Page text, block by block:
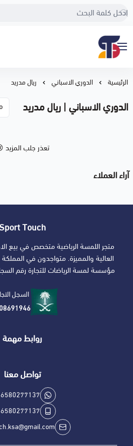
Sport Touch
الرئيسية الدوري الاسباني ريال مدريد
الدوري الاسباني | ريال مدريد
تعذر جلب المزيد
آراء العملاء
Sport Touch
متجر اللمسة الرياضية متخصص في بيع
العالية والمميزة. متواجدون في المملكة
مؤسسة لمسة الرياضات للتجارة رقم السجل
السجل
روابط مهمة
تواصل معنا